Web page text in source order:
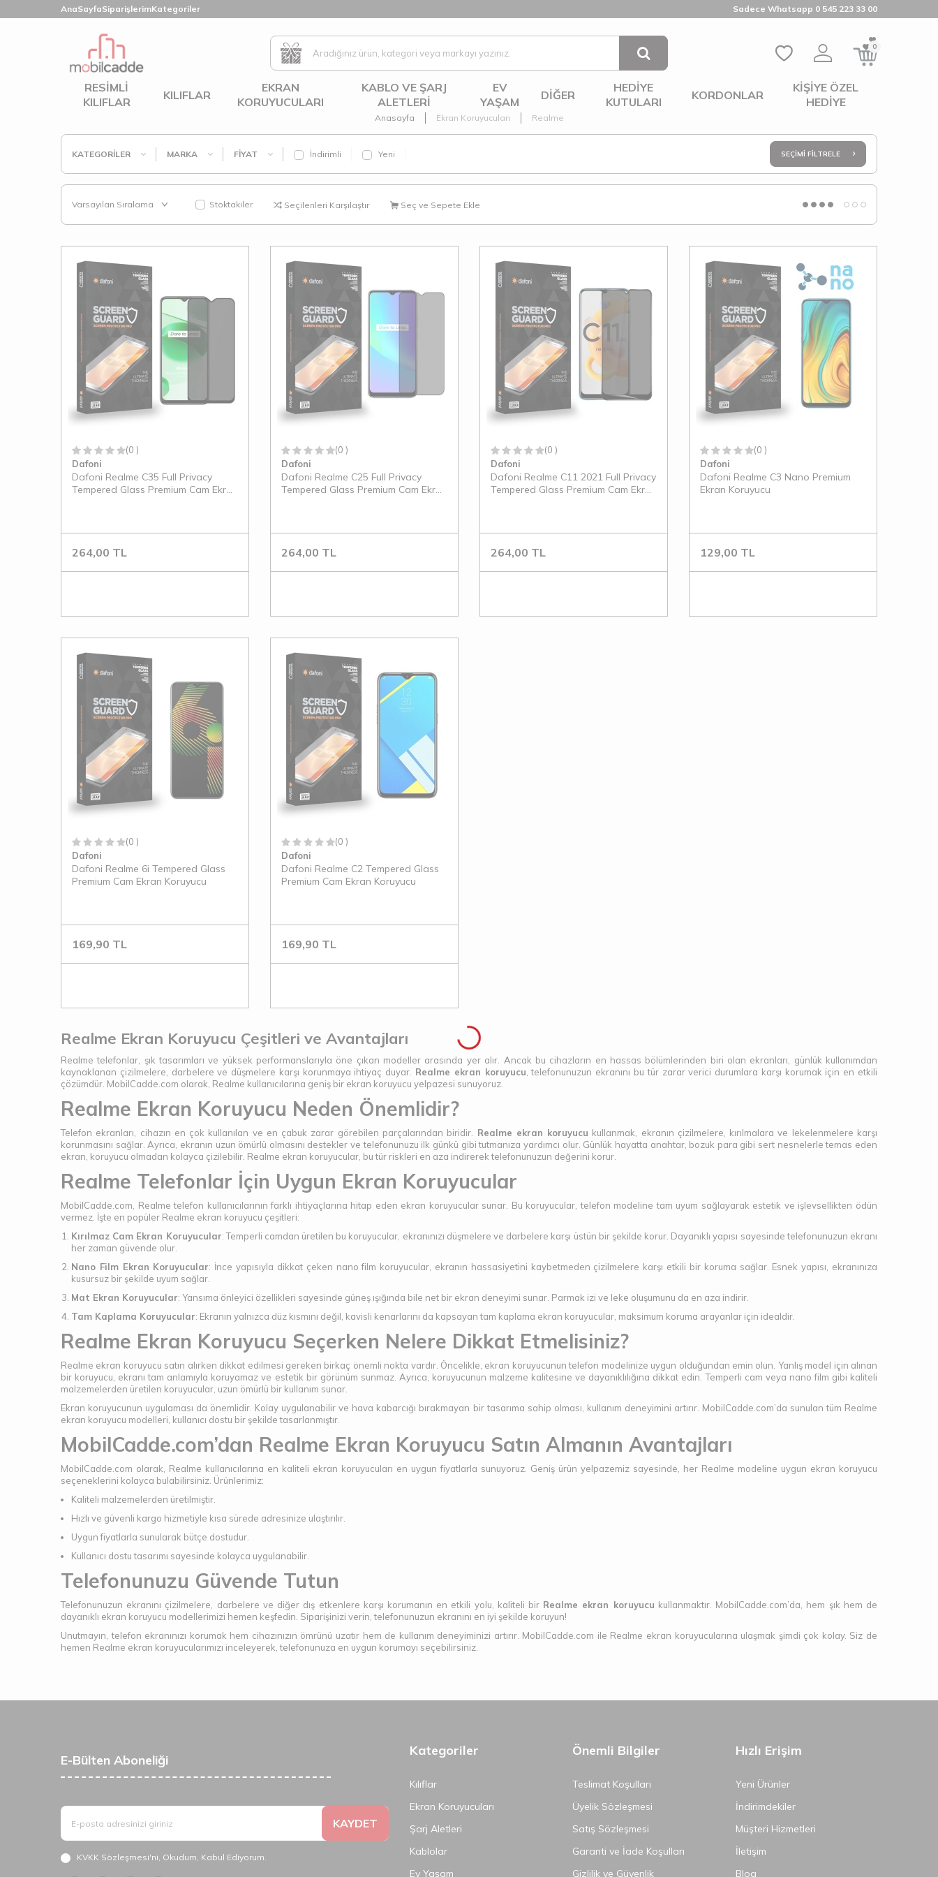
AnaSayfaSiparişlerimKategoriler Sadece Whatsapp 0 545 223 33 00
0
RESIMLI
KILIFLAR
KILIFLAR
EKRAN
KORUYUCULARI
KABLO VE ŞARJ
ALETLERI
EV
YAŞAM
DIĞER
HEDIYE
KUTULARI
KORDONLAR
KIŞIYE ÖZEL
HEDIYE
Anasayfa Ekran Koruyucuları Realme
KATEGORILER MARKA FIYAT İndirimli Yeni SEÇIMI FILTRELE
Stoktakiler Seçilenleri Karşılaştır Seç ve Sepete Ekle
(0 )
Dafoni
Dafoni Realme C35 Full Privacy
Tempered Glass Premium Cam Ekran
264,00 TL
(0 )
Dafoni
Dafoni Realme C25 Full Privacy
Tempered Glass Premium Cam Ekran
264,00 TL
(0 )
Dafoni
Dafoni Realme C11 2021 Full Privacy
Tempered Glass Premium Cam Ekran
264,00 TL
(0 )
Dafoni
Dafoni Realme C3 Nano Premium
Ekran Koruyucu
129,00 TL
(0 )
Dafoni
Dafoni Realme 6i Tempered Glass
Premium Cam Ekran Koruyucu
169,90 TL
(0 )
Dafoni
Dafoni Realme C2 Tempered Glass
Premium Cam Ekran Koruyucu
169,90 TL
Realme Ekran Koruyucu Çeşitleri ve Avantajları
Realme telefonlar, şık tasarımları ve yüksek performanslarıyla öne çıkan modeller arasında yer alır. Ancak bu cihazların en hassas bölümlerinden biri olan ekranları, günlük kullanımdan
kaynaklanan çizilmelere, darbelere ve düşmelere karşı korunmaya ihtiyaç duyar. Realme ekran koruyucu , telefonunuzun ekranını bu tür zarar verici durumlara karşı korumak için en etkili
çözümdür. MobilCadde.com olarak, Realme kullanıcılarına geniş bir ekran koruyucu yelpazesi sunuyoruz.
Realme Ekran Koruyucu Neden Önemlidir?
Telefon ekranları, cihazın en çok kullanılan ve en çabuk zarar görebilen parçalarından biridir. Realme ekran koruyucu kullanmak, ekranın çizilmelere, kırılmalara ve lekelenmelere karşı
korunmasını sağlar. Ayrıca, ekranın uzun ömürlü olmasını destekler ve telefonunuzu ilk günkü gibi tutmanıza yardımcı olur. Günlük hayatta anahtar, bozuk para gibi sert nesnelerle temas eden
ekran, koruyucu olmadan kolayca çizilebilir. Realme ekran koruyucular, bu tür riskleri en aza indirerek telefonunuzun değerini korur.
Realme Telefonlar İçin Uygun Ekran Koruyucular
MobilCadde.com, Realme telefon kullanıcılarının farklı ihtiyaçlarına hitap eden ekran koruyucular sunar. Bu koruyucular, telefon modeline tam uyum sağlayarak estetik ve işlevsellikten ödün
vermez. İşte en popüler Realme ekran koruyucu çeşitleri:
Kırılmaz Cam Ekran Koruyucular: Temperli camdan üretilen bu koruyucular, ekranınızı düşmelere ve darbelere karşı üstün bir şekilde korur. Dayanıklı yapısı sayesinde telefonunuzun ekranı
her zaman güvende olur.
Nano Film Ekran Koruyucular: İnce yapısıyla dikkat çeken nano film koruyucular, ekranın hassasiyetini kaybetmeden çizilmelere karşı etkili bir koruma sağlar. Esnek yapısı, ekranınıza
kusursuz bir şekilde uyum sağlar.
Mat Ekran Koruyucular: Yansıma önleyici özellikleri sayesinde güneş ışığında bile net bir ekran deneyimi sunar. Parmak izi ve leke oluşumunu da en aza indirir.
Tam Kaplama Koruyucular: Ekranın yalnızca düz kısmını değil, kavisli kenarlarını da kapsayan tam kaplama ekran koruyucular, maksimum koruma arayanlar için idealdir.
Realme Ekran Koruyucu Seçerken Nelere Dikkat Etmelisiniz?
Realme ekran koruyucu satın alırken dikkat edilmesi gereken birkaç önemli nokta vardır. Öncelikle, ekran koruyucunun telefon modelinize uygun olduğundan emin olun. Yanlış model için alınan
bir koruyucu, ekranı tam anlamıyla koruyamaz ve estetik bir görünüm sunmaz. Ayrıca, koruyucunun malzeme kalitesine ve dayanıklılığına dikkat edin. Temperli cam veya nano film gibi kaliteli
malzemelerden üretilen koruyucular, uzun ömürlü bir kullanım sunar.
Ekran koruyucunun uygulaması da önemlidir. Kolay uygulanabilir ve hava kabarcığı bırakmayan bir tasarıma sahip olması, kullanım deneyimini artırır. MobilCadde.com’da sunulan tüm Realme
ekran koruyucu modelleri, kullanıcı dostu bir şekilde tasarlanmıştır.
MobilCadde.com’dan Realme Ekran Koruyucu Satın Almanın Avantajları
MobilCadde.com olarak, Realme kullanıcılarına en kaliteli ekran koruyucuları en uygun fiyatlarla sunuyoruz. Geniş ürün yelpazemiz sayesinde, her Realme modeline uygun ekran koruyucu
seçeneklerini kolayca bulabilirsiniz. Ürünlerimiz:
Kaliteli malzemelerden üretilmiştir.
Hızlı ve güvenli kargo hizmetiyle kısa sürede adresinize ulaştırılır.
Uygun fiyatlarla sunularak bütçe dostudur.
Kullanıcı dostu tasarımı sayesinde kolayca uygulanabilir.
Telefonunuzu Güvende Tutun
Telefonunuzun ekranını çizilmelere, darbelere ve diğer dış etkenlere karşı korumanın en etkili yolu, kaliteli bir Realme ekran koruyucu kullanmaktır. MobilCadde.com’da, hem şık hem de
dayanıklı ekran koruyucu modellerimizi hemen keşfedin. Siparişinizi verin, telefonunuzun ekranını en iyi şekilde koruyun!
Unutmayın, telefon ekranınızı korumak hem cihazınızın ömrünü uzatır hem de kullanım deneyiminizi artırır. MobilCadde.com ile Realme ekran koruyucularına ulaşmak şimdi çok kolay. Siz de
hemen Realme ekran koruyucularımızı inceleyerek, telefonunuza en uygun korumayı seçebilirsiniz.
E-Bülten Aboneliği
KAYDET
KVKK Sözleşmesi'ni, Okudum, Kabul Ediyorum.
Kategoriler
Kılıflar
Ekran Koruyucuları
Şarj Aletleri
Kablolar
Ev Yaşam
Önemli Bilgiler
Teslimat Koşulları
Üyelik Sözleşmesi
Satış Sözleşmesi
Garanti ve İade Koşulları
Gizlilik ve Güvenlik
Hızlı Erişim
Yeni Ürünler
İndirimdekiler
Müşteri Hizmetleri
İletişim
Blog